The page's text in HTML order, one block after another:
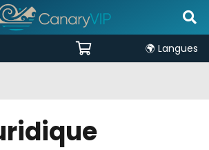
🌍 Langues